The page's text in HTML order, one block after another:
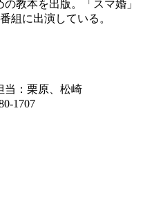
教本を出版。「スマ婚」
組に出演している。
：栗原、松崎
1707